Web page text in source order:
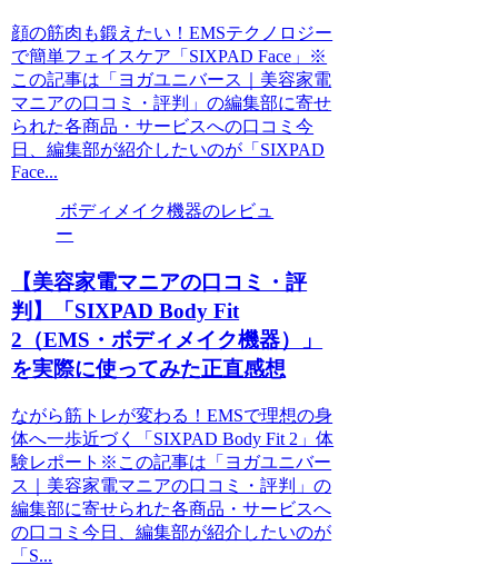
顔の筋肉も鍛えたい！EMSテクノロジー
で簡単フェイスケア「SIXPAD Face」※
この記事は「ヨガユニバース｜美容家電
マニアの口コミ・評判」の編集部に寄せ
られた各商品・サービスへの口コミ今
日、編集部が紹介したいのが「SIXPAD
Face...
ボディメイク機器のレビュ
ー
【美容家電マニアの口コミ・評
判】「SIXPAD Body Fit
2（EMS・ボディメイク機器）」
を実際に使ってみた正直感想
ながら筋トレが変わる！EMSで理想の身
体へ一歩近づく「SIXPAD Body Fit 2」体
験レポート※この記事は「ヨガユニバー
ス｜美容家電マニアの口コミ・評判」の
編集部に寄せられた各商品・サービスへ
の口コミ今日、編集部が紹介したいのが
「S...